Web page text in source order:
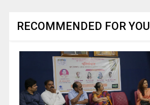
RECOMMENDED FOR YOU